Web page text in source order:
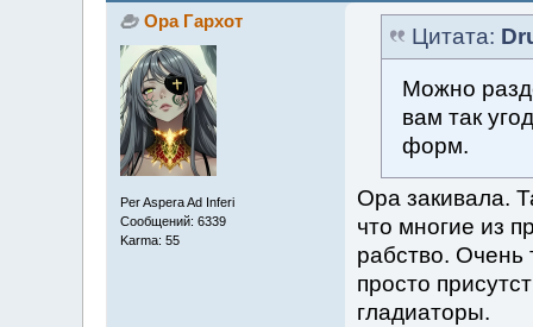
Ора Гархот
Per Aspera Ad Inferi
Сообщений: 6339
Karma: 55
Цитата:
Можно
вам так
форм.
Ора закивала.
что многие из
рабство. Очень
просто
гладиаторы.